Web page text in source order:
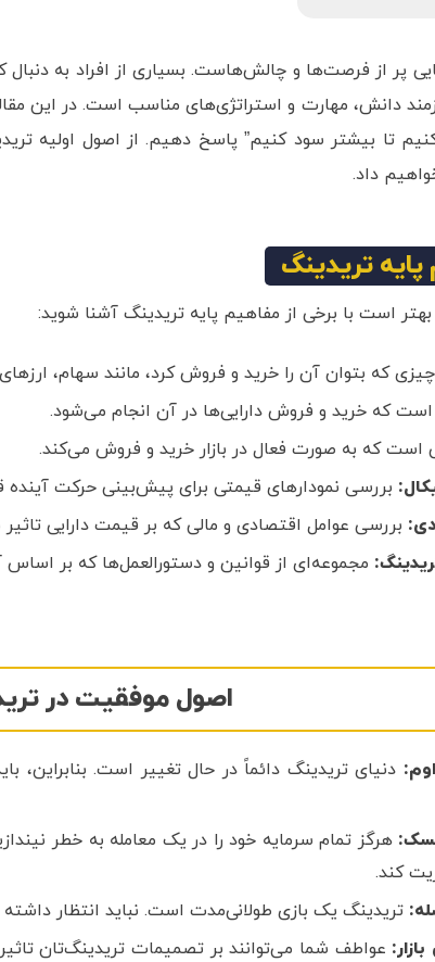
پر از فرصت‌ها و چالش‌هاست. بسیاری از افراد به
دانش، مهارت و استراتژی‌های مناسب است. در این
تا بیشتر سود کنیم” پاسخ دهیم. از اصول اولیه
داد.
تریدینگ
است با برخی از مفاهیم پایه تریدینگ آشنا شوید:
که بتوان آن را خرید و فروش کرد، مانند سهام،
که خرید و فروش دارایی‌ها در آن انجام می‌شود.
که به صورت فعال در بازار خرید و فروش می‌کند.
بررسی نمودارهای قیمتی برای پیش‌بینی حرکت
بررسی عوامل اقتصادی و مالی که بر قیمت دارایی تاثیر
مجموعه‌ای از قوانین و دستورالعمل‌ها که بر
اصول موفقیت در
دنیای تریدینگ دائماً در حال تغییر است. بنابراین،
هرگز تمام سرمایه خود را در یک معامله به خطر
کند.
تریدینگ یک بازی طولانی‌مدت است. نباید انتظار
عواطف شما می‌توانند بر تصمیمات تریدینگ‌تان